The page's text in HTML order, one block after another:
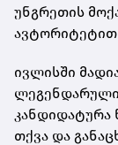
უნგრეთის
ივლისში
კანდიდატურა
თქვა და